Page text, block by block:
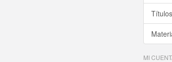
Títulos
MI